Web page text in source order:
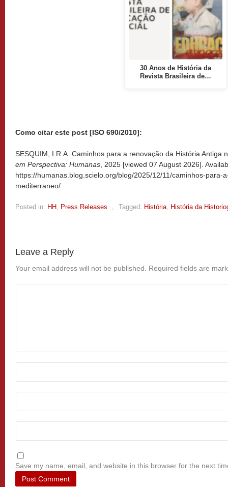
30 Anos de História da
Revista Brasileira de…
Como citar este post [ISO 690/2010]:
SESQUIM, I.R.A. Caminhos para a renovação da História Antiga
em Perspectiva: Humanas , 2025 [viewed 07 August 2026].
https://humanas.blog.scielo.org/blog/2025/12/11/caminhos-para-
mediterraneo/
Posted in: HH Press Releases Tagged: História História da
Leave a Reply
Your email address will not be published. Required fields are
Save my name, email, and website in this browser for the next